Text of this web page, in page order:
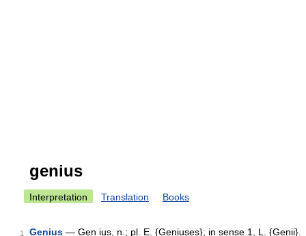
genius
Interpretation Translation Books
1 Genius — Gen ius, n.; pl. E. {Geniuses}; in sense 1, L. {Genii}.